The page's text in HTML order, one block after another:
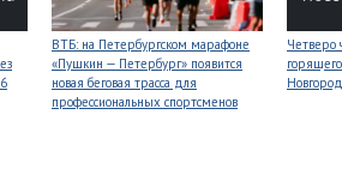
ВТБ: на Петербургском марафоне
«Пушкин — Петербург» появится
новая беговая трасса для
профессиональных спортсменов
Четверо